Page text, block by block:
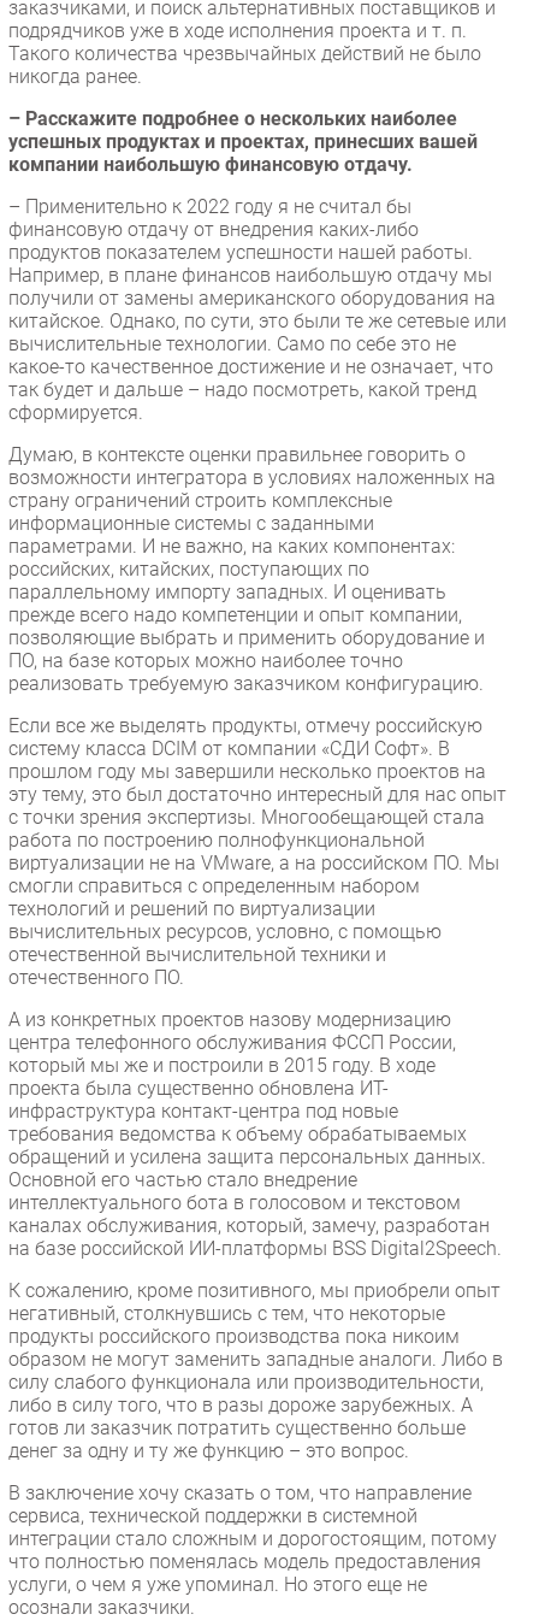
заказчиками, и поиск альтернативных поставщиков и
подрядчиков уже в ходе исполнения проекта и т. п.
Такого количества чрезвычайных действий не было
никогда ранее.
– Расскажите подробнее о нескольких наиболее
успешных продуктах и проектах, принесших вашей
компании наибольшую финансовую отдачу.
– Применительно к 2022 году я не считал бы
финансовую отдачу от внедрения каких-либо
продуктов показателем успешности нашей работы.
Например, в плане финансов наибольшую отдачу мы
получили от замены американского оборудования на
китайское. Однако, по сути, это были те же сетевые или
вычислительные технологии. Само по себе это не
какое-то качественное достижение и не означает, что
так будет и дальше – надо посмотреть, какой тренд
сформируется.
Думаю, в контексте оценки правильнее говорить о
возможности интегратора в условиях наложенных на
страну ограничений строить комплексные
информационные системы с заданными
параметрами. И не важно, на каких компонентах:
российских, китайских, поступающих по
параллельному импорту западных. И оценивать
прежде всего надо компетенции и опыт компании,
позволяющие выбрать и применить оборудование и
ПО, на базе которых можно наиболее точно
реализовать требуемую заказчиком конфигурацию.
Если все же выделять продукты, отмечу российскую
систему класса DCIM от компании «СДИ Софт». В
прошлом году мы завершили несколько проектов на
эту тему, это был достаточно интересный для нас опыт
с точки зрения экспертизы. Многообещающей стала
работа по построению полнофункциональной
виртуализации не на VMware, а на российском ПО. Мы
смогли справиться с определенным набором
технологий и решений по виртуализации
вычислительных ресурсов, условно, с помощью
отечественной вычислительной техники и
отечественного ПО.
А из конкретных проектов назову модернизацию
центра телефонного обслуживания ФССП России,
который мы же и построили в 2015 году. В ходе
проекта была существенно обновлена ИТ-
инфраструктура контакт-центра под новые
требования ведомства к объему обрабатываемых
обращений и усилена защита персональных данных.
Основной его частью стало внедрение
интеллектуального бота в голосовом и текстовом
каналах обслуживания, который, замечу, разработан
на базе российской ИИ-платформы BSS Digital2Speech.
К сожалению, кроме позитивного, мы приобрели опыт
негативный, столкнувшись с тем, что некоторые
продукты российского производства пока никоим
образом не могут заменить западные аналоги. Либо в
силу слабого функционала или производительности,
либо в силу того, что в разы дороже зарубежных. А
готов ли заказчик потратить существенно больше
денег за одну и ту же функцию – это вопрос.
В заключение хочу сказать о том, что направление
сервиса, технической поддержки в системной
интеграции стало сложным и дорогостоящим, потому
что полностью поменялась модель предоставления
услуги, о чем я уже упоминал. Но этого еще не
осознали заказчики.